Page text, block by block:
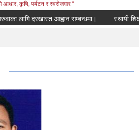
आधार, कृषि, पर्यटन र स्वरोजगार "
लागि दरखास्त आह्वान सम्बन्धमा। स्थायी